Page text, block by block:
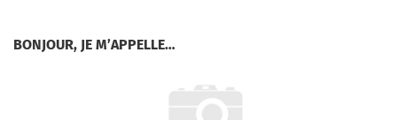
BONJOUR, JE M’APPELLE…